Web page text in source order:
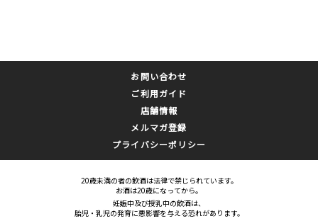
お問い合わせ
ご利用ガイド
店舗情報
メルマガ登録
プライバシーポリシー
20歳未満の者の飲酒は法律で禁じられています。
お酒は20歳になってから。
妊娠中及び授乳中の飲酒は、
胎児・乳児の発育に悪影響を与える恐れがあります。